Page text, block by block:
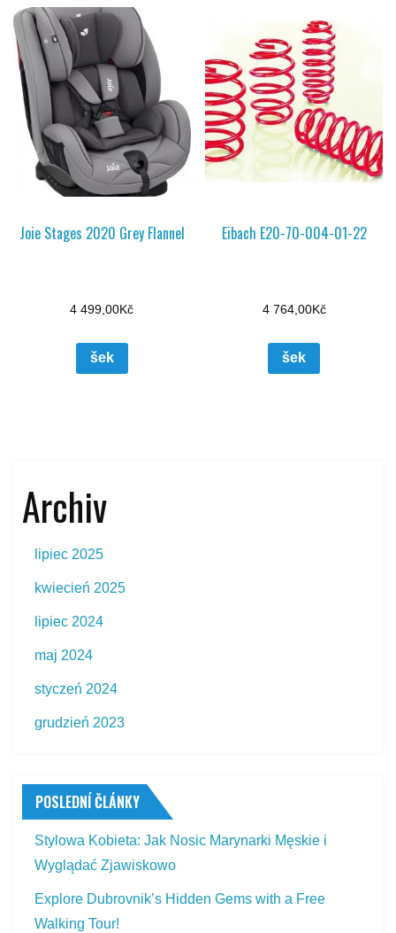
Joie Stages 2020 Grey Flannel
4 499,00Kč
šek
Eibach E20-70-004-01-22
4 764,00Kč
šek
Archiv
lipiec 2025
kwiecień 2025
lipiec 2024
maj 2024
styczeń 2024
grudzień 2023
POSLEDNÍ ČLÁNKY
Stylowa Kobieta: Jak Nosic Marynarki Męskie i
Wyglądać Zjawiskowo
Explore Dubrovnik’s Hidden Gems with a Free
Walking Tour!